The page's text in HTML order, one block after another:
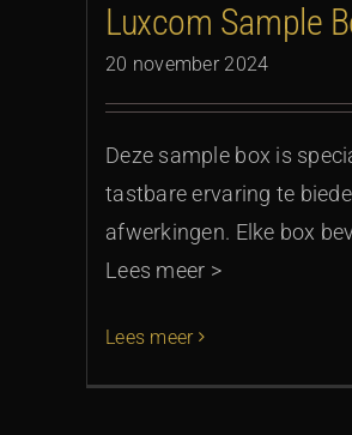
Luxcom Sample
20 november 2024
Deze sample box is
tastbare ervaring te
afwerkingen. Elke box
Lees meer >
Lees meer